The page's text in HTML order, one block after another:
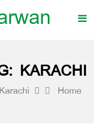
KARACHI
Home
Karachi